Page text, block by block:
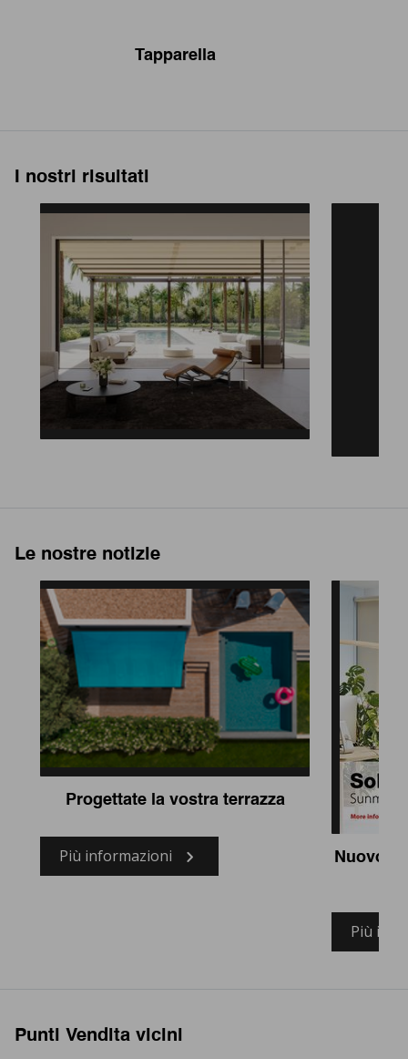
Tapparella
I nostri risultati
Le nostre notizie
Progettate la vostra terrazza
Più informazioni
Nuovo
Più
Punti Vendita vicini